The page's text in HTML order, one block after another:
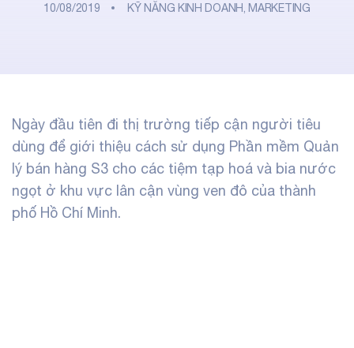
10/08/2019 KỸ NĂNG KINH DOANH, MARKETING
Ngày đầu tiên đi thị trường tiếp cận người tiêu
dùng để giới thiệu cách sử dụng Phần mềm Quản
lý bán hàng S3 cho các tiệm tạp hoá và bia nước
ngọt ở khu vực lân cận vùng ven đô của thành
phố Hồ Chí Minh.